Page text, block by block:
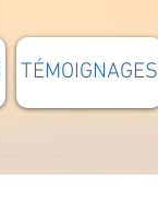
TÉMOIGNAGES